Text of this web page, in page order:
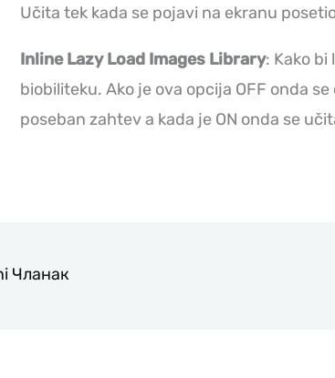
Učita tek kada se pojavi na ekranu
Inline Lazy Load Images Library: Kako bi
biobiliteku. Ako je ova opcija OFF onda
poseban zahtev a kada je ON onda se
Чланак